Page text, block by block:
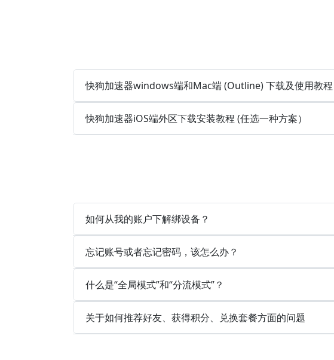
快狗加速器windows端和Mac端 (Outline) 下载及使用教程
快狗加速器iOS端外区下载安装教程 (任选一种方案）
如何从我的账户下解绑设备？
忘记账号或者忘记密码，该怎么办？
什么是“全局模式”和“分流模式”？
关于如何推荐好友、获得积分、兑换套餐方面的问题